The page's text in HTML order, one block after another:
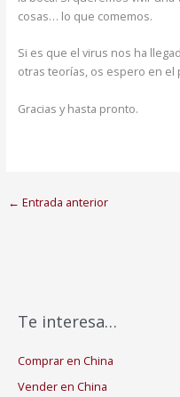
cosas… lo que comemos.
Si es que el virus nos ha
otras teorías, os espero en el
Gracias y hasta pronto.
← Entrada anterior
Te interesa…
Comprar en China
Vender en China